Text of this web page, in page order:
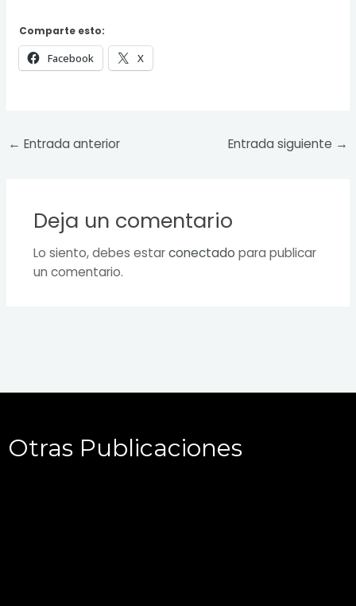
Comparte esto:
Facebook X
← Entrada anterior Entrada siguiente →
Deja un comentario
Lo siento, debes estarconectado para publicar
un comentario.
Otras Publicaciones